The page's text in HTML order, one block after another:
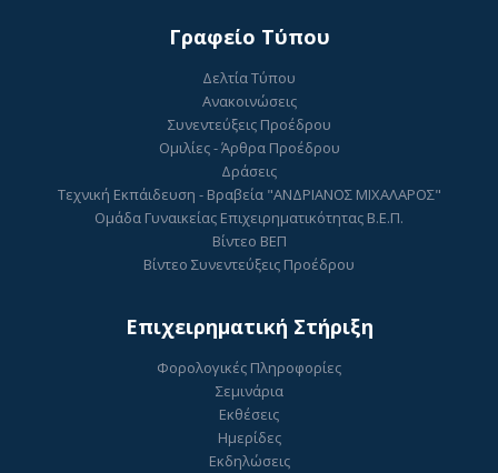
Γραφείο Τύπου
Δελτία Τύπου
Ανακοινώσεις
Συνεντεύξεις Προέδρου
Ομιλίες - Άρθρα Προέδρου
Δράσεις
Τεχνική Εκπάιδευση - Βραβεία "ΑΝΔΡΙΑΝΟΣ ΜΙΧΑΛΑΡΟΣ"
Ομάδα Γυναικείας Επιχειρηματικότητας Β.Ε.Π.
Βίντεο ΒΕΠ
Βίντεο Συνεντεύξεις Προέδρου
Επιχειρηματική Στήριξη
Φορολογικές Πληροφορίες
Σεμινάρια
Εκθέσεις
Ημερίδες
Εκδηλώσεις